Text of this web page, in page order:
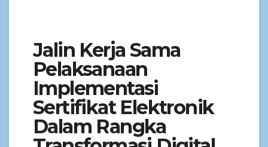
Jalin Kerja Sama
Pelaksanaan
Implementasi
Sertifikat Elektronik
Dalam Rangka